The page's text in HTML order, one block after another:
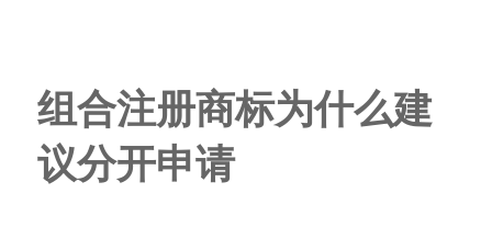
组合注册商标为什么建
议分开申请